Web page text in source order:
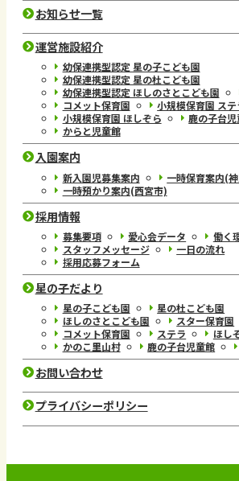
お知らせ一覧
運営施設紹介
幼保連携型認定 星の子こども園
幼保連携型認定 星の杜こども園
幼保連携型認定 ほしのさとこども園
コメット保育園
小規模保育園 ステ
小規模保育園 ほしぞら
鹿の子台
からと児童館
入園案内
新入園児募集案内
一時保育案内(
一時預かり案内(西宮市)
採用情報
募集要項 愛心会データ
働く
スタッフメッセージ
一日の流れ
採用応募フォーム
星の子だより
星の子こども園
星の杜こども園
ほしのさとこども園
スター保育園
コメット保育園
ステラ
ほし
かのこ里山村
鹿の子台児童館
お問い合わせ
プライバシーポリシー